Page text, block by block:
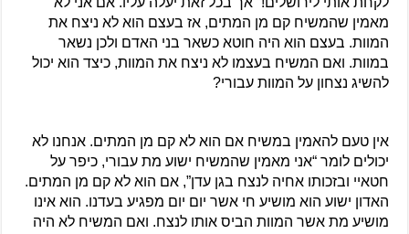
להשיג נצחון על המוות עבורי?